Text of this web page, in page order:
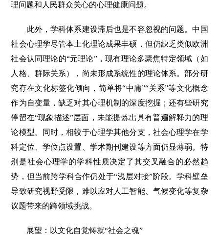
理问题和人民群众关心的心理健康问题。
此外，学科体系建设滞后也是不容忽视的问题。中国
社会心理学尽管本土化理论成果丰硕，但仍缺乏类似欧洲
社会认同理论的“元理论”，现有理论多聚焦特定领域（如
人格、群际关系），尚未形成系统性的理论体系。部分研
究存在文化标签化倾向，简单将“中庸”“关系”等文化概念
作为自变量，缺乏对其心理机制的深度挖掘；还有些研究
停留在“现象描述”层面，未能提炼出具有普遍解释力的理
论模型。同时，相较于心理学其他分支，社会心理学在学
科定位、学位点设置、学术期刊建设等方面仍显薄弱。特
别是社会心理学的学科性质决定了其交叉融合的必然趋
势，但当前跨学科合作仍处于“浅层对接”阶段。学科壁垒
导致研究视野受限，难以应对人工智能、气候变化等复杂
议题带来的跨领域挑战。
展望：以文化自觉铸就“社会之魂”